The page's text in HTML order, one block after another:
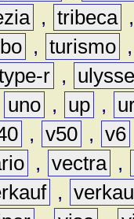
, tribeca
, turismo
r ,
uno , up ,
, v50 , v6
, vectra ,
,